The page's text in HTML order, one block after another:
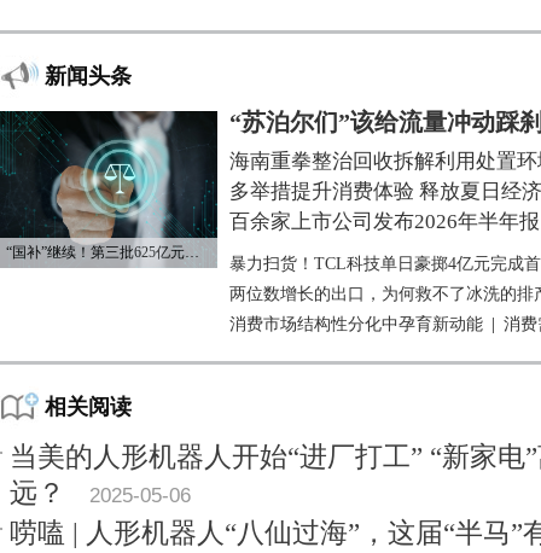
新闻头条
“国补”继续！第三批625亿元资金已下达
“苏泊尔们”该给流量冲动踩
海南重拳整治回收拆解利用处置
多举措提升消费体验 释放夏日经
百余家上市公司发布2026年半年报
暴力扫货！TCL科技单日豪掷4亿元完成
两位数增长的出口，为何救不了冰洗的排
消费市场结构性分化中孕育新动能
消费
相关阅读
当美的人形机器人开始“进厂打工” “新家电
远？
2025-05-06
唠嗑 | 人形机器人“八仙过海”，这届“半马”